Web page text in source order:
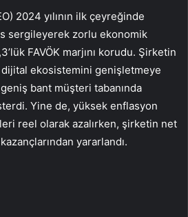
2024 yılının ilk çeyreğinde
sergileyerek zorlu ekonomik
FAVÖK marjını korudu. Şirketin
dijital ekosistemini genişletmeye
bant müşteri tabanında
Yine de, yüksek enflasyon
reel olarak azalırken, şirketin net
yararlandı.